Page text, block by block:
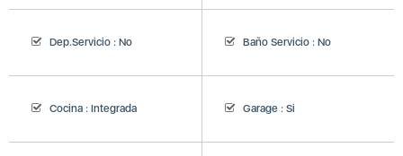
Dep.Servicio : No Baño Servicio : No
Cocina : Integrada Garage : Si